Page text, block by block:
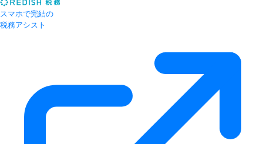
スマホで完結の
税務アシスト